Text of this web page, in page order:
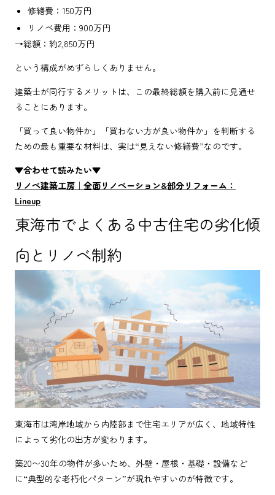
修繕費：150万円
リノベ費用：900万円
→総額：約2,850万円
という構成がめずらしくありません。
建築士が同行するメリットは、この最終総額を購入前に見通せ
ることにあります。
「買って良い物件か」「買わない方が良い物件か」を判断する
ための最も重要な材料は、実は“見えない修繕費”なのです。
▼合わせて読みたい▼
リノベ建築工房｜全面リノベーション&部分リフォーム：
Lineup
東海市でよくある中古住宅の劣化傾
向とリノベ制約
東海市は湾岸地域から内陸部まで住宅エリアが広く、地域特性
によって劣化の出方が変わります。
築20〜30年の物件が多いため、外壁・屋根・基礎・設備など
に“典型的な老朽化パターン”が現れやすいのが特徴です。